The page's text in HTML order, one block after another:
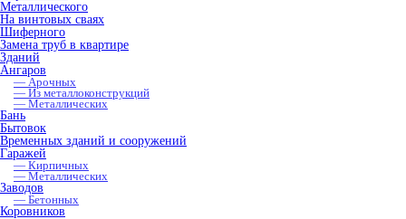
Металлического
На винтовых сваях
Шиферного
Замена труб в квартире
Зданий
Ангаров
— Арочных
— Из металлоконструкций
— Металлических
Бань
Бытовок
Временных зданий и сооружений
Гаражей
— Кирпичных
— Металлических
Заводов
— Бетонных
Коровников